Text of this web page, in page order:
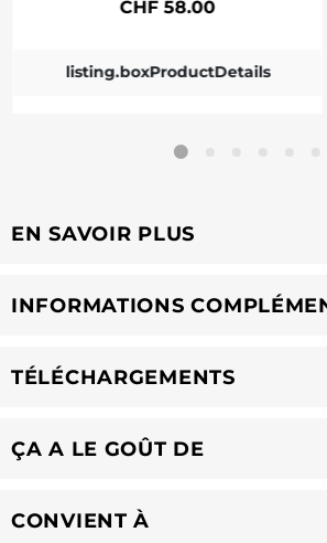
CHF 58.00
listing.boxProductDetails
EN SAVOIR PLUS
INFORMATIONS
TÉLÉCHARGEMENTS
ÇA A LE GOÛT DE
CONVIENT À